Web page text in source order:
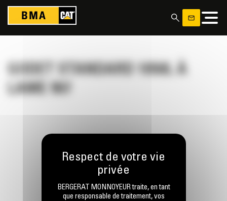
GODET STANDARD 1050L À
LAME 907
RESTONS EN CONTACT
Panneau de gestion des cookies
BERGERAT MONNOYEUR traite, en tant
que responsable de traitement, vos